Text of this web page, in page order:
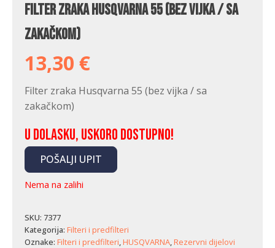
Filter zraka Husqvarna 55 (bez vijka / sa
zakačkom)
13,30 €
Filter zraka Husqvarna 55 (bez vijka / sa
zakačkom)
U dolasku, uskoro dostupno!
POŠALJI UPIT
Nema na zalihi
SKU: 7377
Kategorija: Filteri i predfilteri
Oznake: Filteri i predfilteri,HUSQVARNA,Rezervni dijelovi